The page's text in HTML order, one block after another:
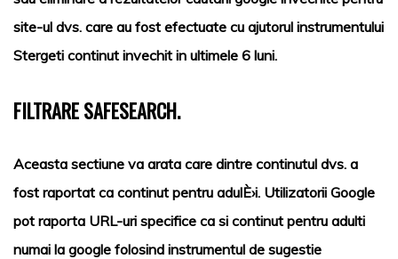
site-ul dvs. care au fost efectuate cu ajutorul instrumentului
Stergeti continut invechit in ultimele 6 luni.
FILTRARE SAFESEARCH.
Aceasta sectiune va arata care dintre continutul dvs. a
fost raportat ca continut pentru adulÈ›i. Utilizatorii Google
pot raporta URL-uri specifice ca si continut pentru adulti
numai la google folosind instrumentul de sugestie